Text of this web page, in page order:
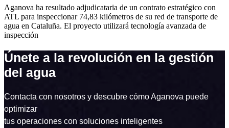
Aganova ha resultado adjudicataria de un contrato estratégico con
ATL para inspeccionar 74,83 kilómetros de su red de transporte de
agua en Cataluña. El proyecto utilizará tecnología avanzada de
inspección
Únete a la revolución en la gestión
del agua
Contacta con nosotros y descubre cómo Aganova puede
optimizar
tus operaciones con soluciones inteligentes